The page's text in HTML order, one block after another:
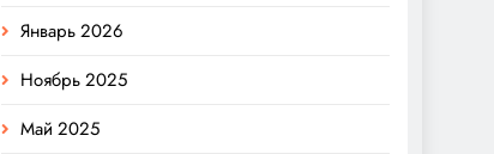
Январь 2026
Ноябрь 2025
Май 2025